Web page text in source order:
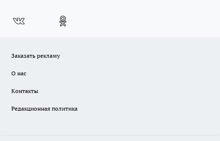
Заказать рекламу
О нас
Контакты
Редакционная политика